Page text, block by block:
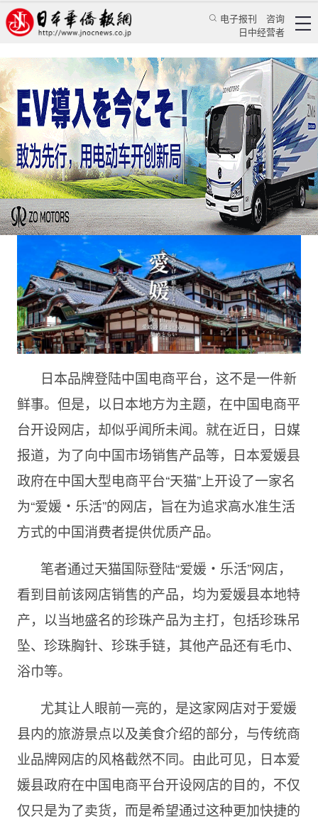
电子报刊
咨询
日中经营者
在中国电商平台开店的日本城市不妨更多一点
高连兴 日本新闻 经济视野
日本华侨报 2023/5/11 17:42:25
日本品牌登陆中国电商平台，这不是一件新
鲜事。但是，以日本地方为主题，在中国电商平
台开设网店，却似乎闻所未闻。就在近日，日媒
报道，为了向中国市场销售产品等，日本爱媛县
政府在中国大型电商平台“天猫”上开设了一家名
为“爱媛・乐活”的网店，旨在为追求高水准生活
方式的中国消费者提供优质产品。
笔者通过天猫国际登陆“爱媛・乐活”网店，
看到目前该网店销售的产品，均为爱媛县本地特
产，以当地盛名的珍珠产品为主打，包括珍珠吊
坠、珍珠胸针、珍珠手链，其他产品还有毛巾、
浴巾等。
尤其让人眼前一亮的，是这家网店对于爱媛
县内的旅游景点以及美食介绍的部分，与传统商
业品牌网店的风格截然不同。由此可见，日本爱
媛县政府在中国电商平台开设网店的目的，不仅
仅只是为了卖货，而是希望通过这种更加快捷的